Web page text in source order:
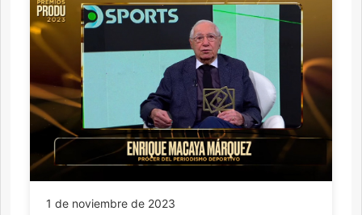
1 de noviembre de 2023